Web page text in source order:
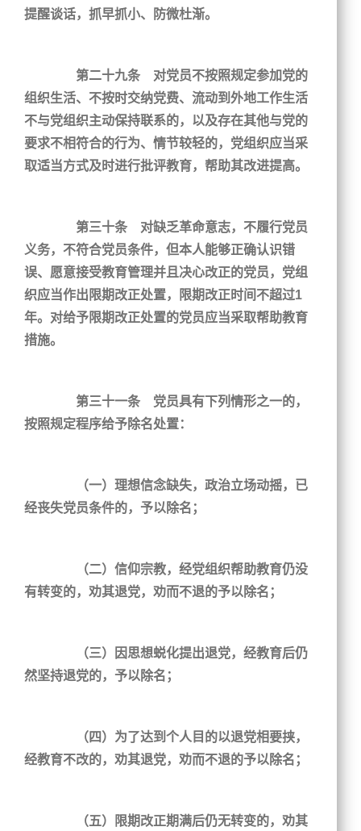
提醒谈话，抓早抓小、防微杜渐。
第二十九条 对党员不按照规定参加党的
组织生活、不按时交纳党费、流动到外地工作生活
不与党组织主动保持联系的，以及存在其他与党的
要求不相符合的行为、情节较轻的，党组织应当采
取适当方式及时进行批评教育，帮助其改进提高。
第三十条 对缺乏革命意志，不履行党员
义务，不符合党员条件，但本人能够正确认识错
误、愿意接受教育管理并且决心改正的党员，党组
织应当作出限期改正处置，限期改正时间不超过1
年。对给予限期改正处置的党员应当采取帮助教育
措施。
第三十一条 党员具有下列情形之一的，
按照规定程序给予除名处置：
（一）理想信念缺失，政治立场动摇，已
经丧失党员条件的，予以除名；
（二）信仰宗教，经党组织帮助教育仍没
有转变的，劝其退党，劝而不退的予以除名；
（三）因思想蜕化提出退党，经教育后仍
然坚持退党的，予以除名；
（四）为了达到个人目的以退党相要挟，
经教育不改的，劝其退党，劝而不退的予以除名；
（五）限期改正期满后仍无转变的，劝其